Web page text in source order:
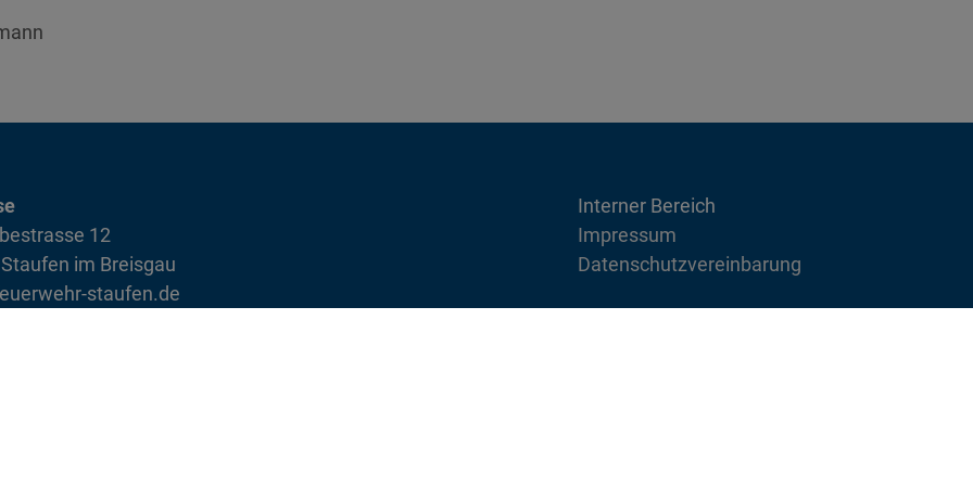
12
im Breisgau
staufen.de
Interner Bereich
Impressum
Datenschutzvereinbarung